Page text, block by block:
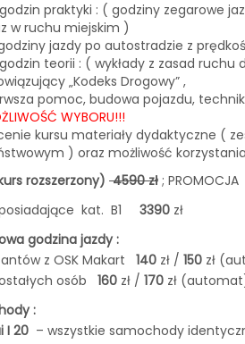
praktyki : ( godziny zegarowe
w ruchu miejskim )
godziny jazdy po autostradzie z
teorii : ( wykłady z zasad ruchu
„Kodeks Drogowy” ,
pomoc, budowa pojazdu,
WYBORU!!!
kursu materiały dydaktyczne (
) oraz możliwość
rozszerzony) 4590 zł ; PROMOCJA
kat. B1 3390 zł
godzina jazdy :
z OSK Makart 140 zł / 150 zł
osób 160 zł / 170 zł
:
I 20 – wszystkie samochody